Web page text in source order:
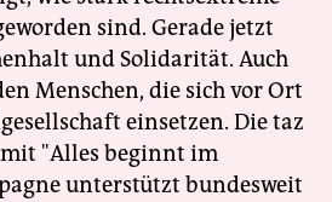
sind. Gerade jetzt
und Solidarität. Auch
Menschen, die sich vor Ort
einsetzen. Die taz
"Alles beginnt im
unterstützt bundesweit